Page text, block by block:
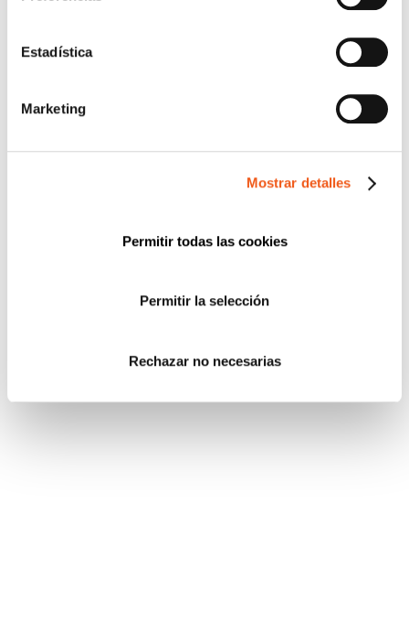
Estadística
Marketing
Mostrar detalles
Permitir todas las cookies
Permitir la selección
Rechazar no necesarias